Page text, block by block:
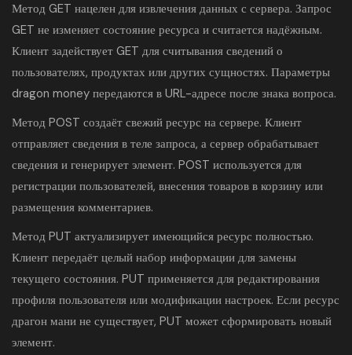
Метод GET нацелен для извлечения данных с сервера. Запрос
GET не изменяет состояние ресурса и считается надёжным.
Клиент задействует GET для считывания сведений о
пользователях, продуктах или других сущностях. Параметры
dragon money передаются в URL-адресе после знака вопроса.
Метод POST создаёт свежий ресурс на сервере. Клиент
отправляет сведения в теле запроса, а сервер обрабатывает
сведения и генерирует элемент. POST используется для
регистрации пользователей, внесения товаров в корзину или
размещения комментариев.
Метод PUT актуализирует имеющийся ресурс полностью.
Клиент передаёт целый набор информации для замены
текущего состояния. PUT применяется для редактирования
профиля пользователя или модификации настроек. Если ресурс
драгон мани не существует, PUT может сформировать новый
элемент.